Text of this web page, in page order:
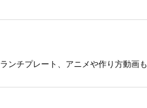
ンチプレート、アニメや作り方動画も